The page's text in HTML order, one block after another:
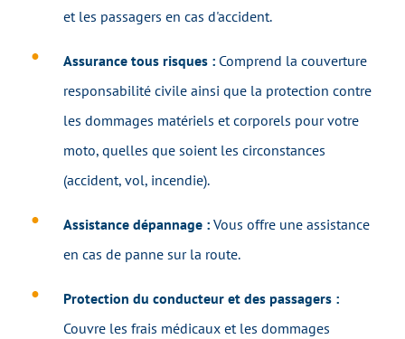
et les passagers en cas d'accident.
Assurance tous risques : Comprend la couverture
responsabilité civile ainsi que la protection contre
les dommages matériels et corporels pour votre
moto, quelles que soient les circonstances
(accident, vol, incendie).
Assistance dépannage : Vous offre une assistance
en cas de panne sur la route.
Protection du conducteur et des passagers :
Couvre les frais médicaux et les dommages